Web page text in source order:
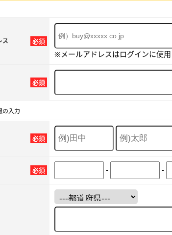
必須
ス
※メールアドレスはログインに使用
必須
の入力
必須
必須 - -